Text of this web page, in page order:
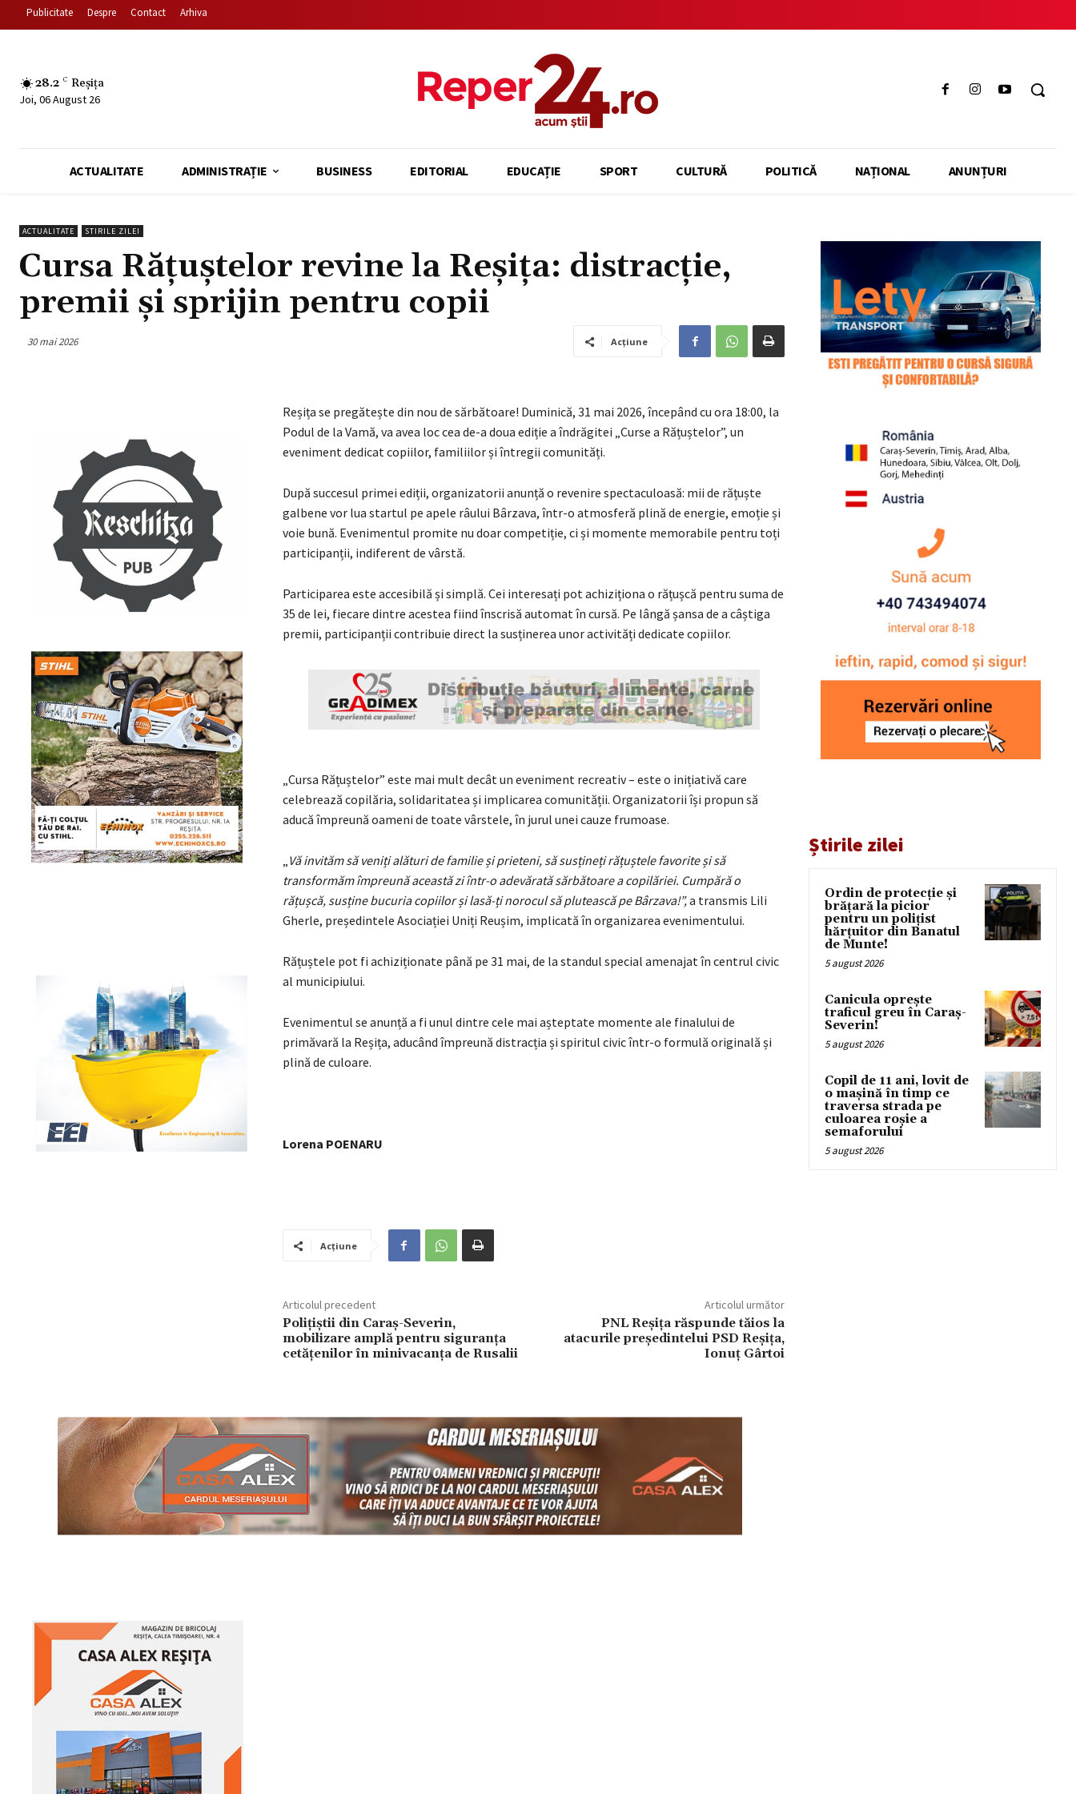
Publicitate Despre Contact Arhiva
28.2 C Reșița
Joi, 06 August 26
ACTUALITATE ADMINISTRAȚIE BUSINESS EDITORIAL EDUCAȚIE SPORT CULTURĂ POLITICĂ NAȚIONAL ANUNȚURI
ACTUALITATE STIRILE ZILEI
Cursa Rățuștelor revine la Reșița: distracție,
premii și sprijin pentru copii
30 mai 2026 Acțiune
Reșița se pregătește din nou de sărbătoare! Duminică, 31 mai 2026, începând cu ora 18:00, la
Podul de la Vamă, va avea loc cea de-a doua ediție a îndrăgitei „Curse a Rățuștelor”, un
eveniment dedicat copiilor, familiilor și întregii comunități.
După succesul primei ediții, organizatorii anunță o revenire spectaculoasă: mii de rățuște
galbene vor lua startul pe apele râului Bârzava, într-o atmosferă plină de energie, emoție și
voie bună. Evenimentul promite nu doar competiție, ci și momente memorabile pentru toți
participanții, indiferent de vârstă.
Participarea este accesibilă și simplă. Cei interesați pot achiziționa o rățușcă pentru suma de
35 de lei, fiecare dintre acestea fiind înscrisă automat în cursă. Pe lângă șansa de a câștiga
premii, participanții contribuie direct la susținerea unor activități dedicate copiilor.
„Cursa Rățuștelor” este mai mult decât un eveniment recreativ – este o inițiativă care
celebrează copilăria, solidaritatea și implicarea comunității. Organizatorii își propun să
aducă împreună oameni de toate vârstele, în jurul unei cauze frumoase.
„Vă invităm să veniți alături de familie și prieteni, să susțineți rățuștele favorite și să
transformăm împreună această zi într-o adevărată sărbătoare a copilăriei. Cumpără o
rățușcă, susține bucuria copiilor și lasă-ți norocul să plutească pe Bârzava!”,a transmis Lili
Gherle, președintele Asociației Uniți Reușim, implicată în organizarea evenimentului.
Rățuștele pot fi achiziționate până pe 31 mai, de la standul special amenajat în centrul civic
al municipiului.
Evenimentul se anunță a fi unul dintre cele mai așteptate momente ale finalului de
primăvară la Reșița, aducând împreună distracția și spiritul civic într-o formulă originală și
plină de culoare.
Lorena POENARU
Acțiune
Articolul precedent
Polițiștii din Caraș-Severin,
mobilizare amplă pentru siguranța
cetățenilor în minivacanța de Rusalii
Articolul următor
PNL Reșița răspunde tăios la
atacurile președintelui PSD Reșița,
Ionuț Gârtoi
Știrile zilei
Ordin de protecție și
brățară la picior
pentru un polițist
hărțuitor din Banatul
de Munte!
5 august 2026
Canicula oprește
traficul greu în Caraș-
Severin!
5 august 2026
Copil de 11 ani, lovit de
o mașină în timp ce
traversa strada pe
culoarea roșie a
semaforului
5 august 2026